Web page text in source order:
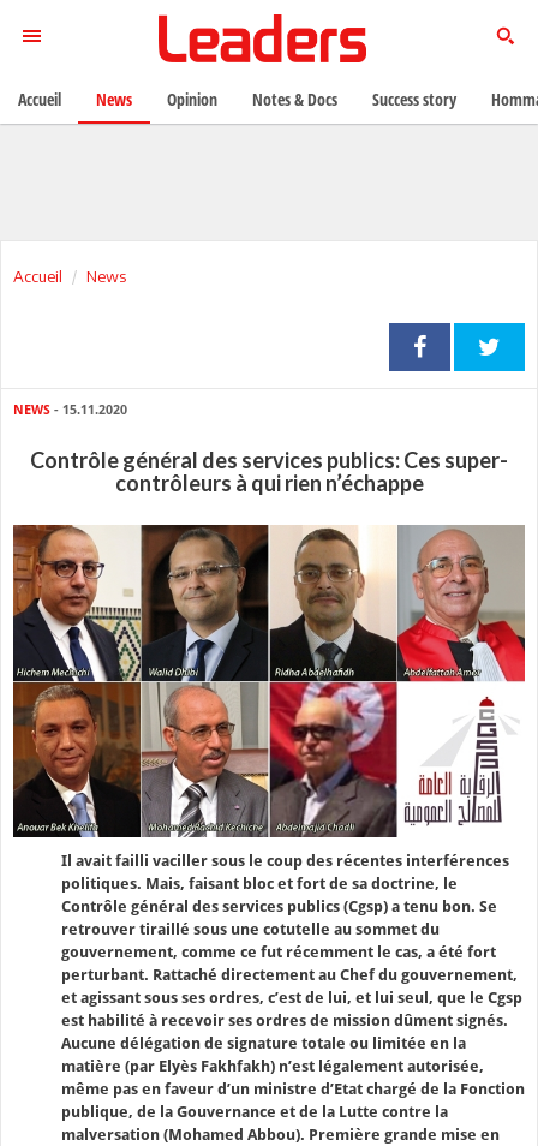
Accueil News
NEWS - 15.11.2020
Contrôle général des services publics: Ces super-
contrôleurs à qui rien n’échappe
Il avait failli vaciller sous le coup des récentes interférences
politiques. Mais, faisant bloc et fort de sa doctrine, le
Contrôle général des services publics (Cgsp) a tenu bon. Se
retrouver tiraillé sous une cotutelle au sommet du
gouvernement, comme ce fut récemment le cas, a été fort
perturbant. Rattaché directement au Chef du gouvernement,
et agissant sous ses ordres, c’est de lui, et lui seul, que le Cgsp
est habilité à recevoir ses ordres de mission dûment signés.
Aucune délégation de signature totale ou limitée en la
matière (par Elyès Fakhfakh) n’est légalement autorisée,
même pas en faveur d’un ministre d’Etat chargé de la Fonction
publique, de la Gouvernance et de la Lutte contre la
malversation (Mohamed Abbou). Première grande mise en
Accueil News Opinion Notes & Docs Success story